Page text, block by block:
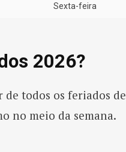
Sexta-feira
2026?
todos os feriados de
no meio da semana.